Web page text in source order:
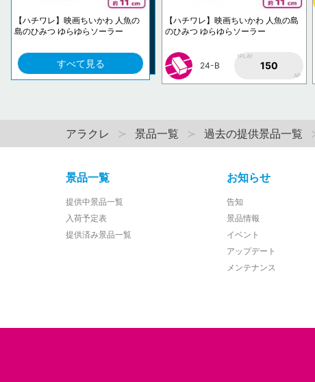
【ハチワレ】映画ちいかわ 人魚の
島のひみつ ゆらゆらソーラー
すべて見る
【ハチワレ】映画ちいかわ 人魚の島
のひみつ ゆらゆらソーラー
24-B
1PLAY
150
AP
アラクレ 景品一覧 過去の提供景品一覧
景品一覧
提供中景品一覧
入荷予定表
提供済み景品一覧
お知らせ
告知
景品情報
イベント
アップデート
メンテナンス